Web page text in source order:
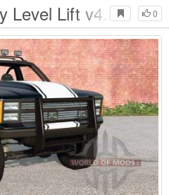
0
Level Lift v4.20